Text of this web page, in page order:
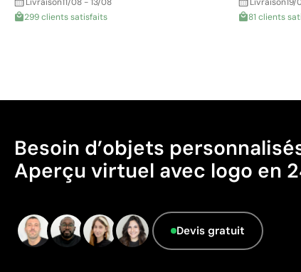
Livraison11/08 - 13/08
299 clients satisfaits
Livraison19/
81 clients
Besoin d’objets
Aperçu virtuel avec logo en
Devis gratuit